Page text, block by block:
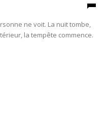
ne voit. La nuit tombe,
la tempête commence.